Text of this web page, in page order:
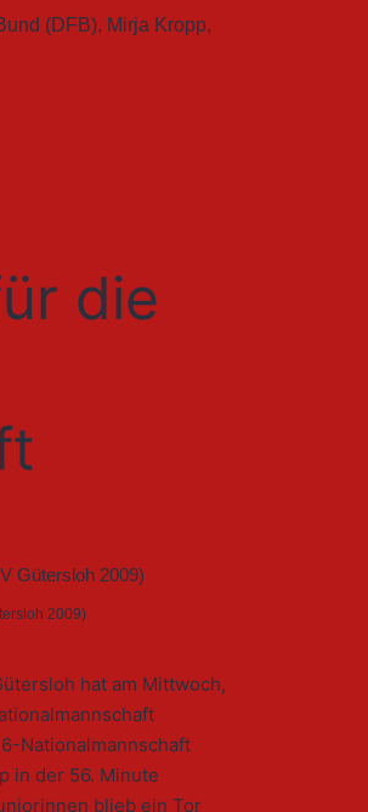
(DFB), Mirja Kropp,
die
2009)
hat am Mittwoch,
Nationalmannschaft
in der 56. Minute
blieb ein Tor